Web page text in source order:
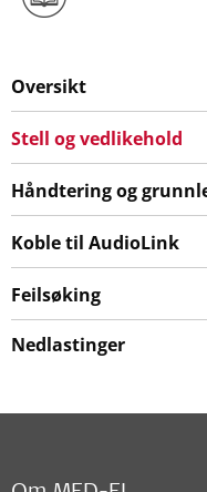
Oversikt
Stell og vedlikehold
Håndtering og
Koble til AudioLink
Feilsøking
Nedlastinger